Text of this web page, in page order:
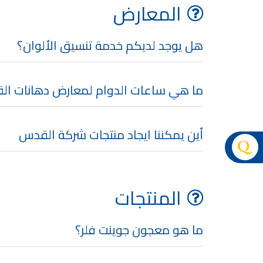
المعارض
هل يوجد لديكم خدمة تنسيق الألوان؟
ما هي ساعات الدوام لمعارض دهانات
أين يمكننا ايجاد منتجات شركة القدس
المنتجات
ما هو معجون جوينت فلر؟